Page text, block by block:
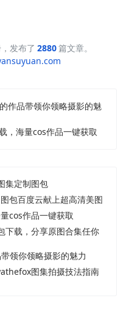
发布了 2880篇文章。
作品带领你领略摄影的魅
，海量cos作品一键获取
集定制图包
包百度云献上超高清美图
cos作品一键获取
载，分享原图合集任你
领你领略摄影的魅力
图集拍摄技法指南